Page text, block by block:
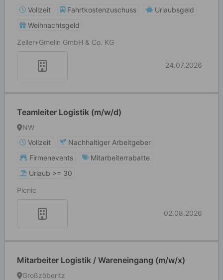
Vollzeit
Fahrtkostenzuschuss
Urlaubsgeld
Weihnachtsgeld
Zeller+Gmelin GmbH & Co. KG
24.07.2026
Teamleiter Logistik (m/w/d)
NW
Vollzeit
Nachhaltiger Arbeitgeber
Firmenevents
Mitarbeiterrabatte
Urlaub >= 30
Picnic
02.08.2026
Mitarbeiter Logistik / Wareneingang (m/w/x)
Großzöberitz